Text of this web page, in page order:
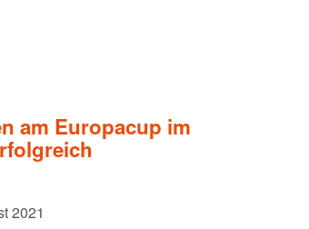
am Europacup im
2021